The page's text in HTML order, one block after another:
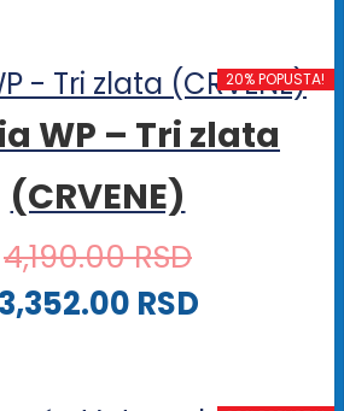
20% POPUSTA!
WP – Tri zlata
(CRVENE)
4,190.00RSD
3,352.00 RSD